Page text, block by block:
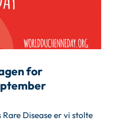
for
Disease er vi stolte